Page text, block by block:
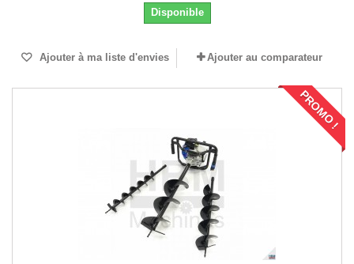
Disponible
Ajouter à ma liste d'envies Ajouter au comparateur
PROMO !